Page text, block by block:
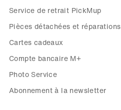
Service de retrait PickMup
Pièces détachées et réparations
Cartes cadeaux
Compte bancaire M+
Photo Service
Abonnement à la newsletter